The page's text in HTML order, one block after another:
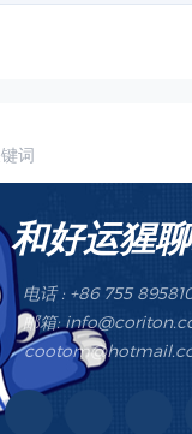
和好运猩
电话 : +86 755
邮箱: